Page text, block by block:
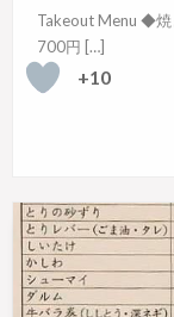
Takeout Menu ◆焼
700円 […]
+10